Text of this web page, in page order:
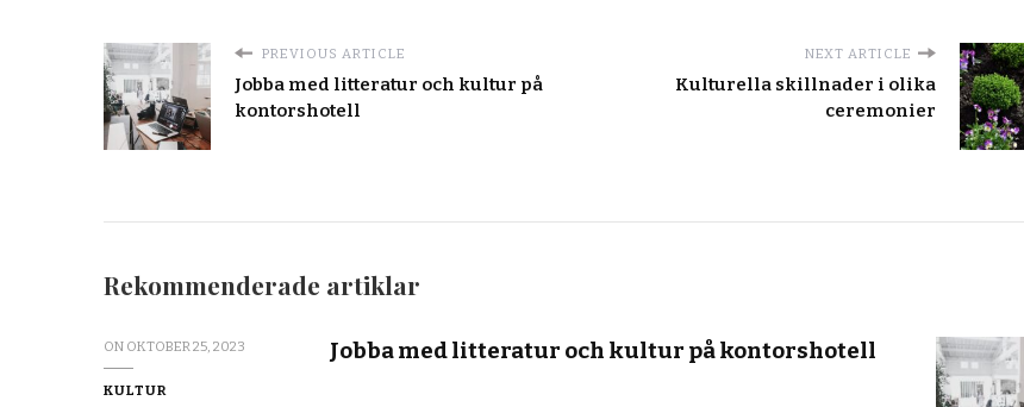
PREVIOUS ARTICLE
Jobba med litteratur och kultur på
kontorshotell
NEXT ARTICLE
Kulturella skillnader i olika
ceremonier
Rekommenderade artiklar
ON OKTOBER 25, 2023
KULTUR
Jobba med litteratur och kultur på kontorshotell